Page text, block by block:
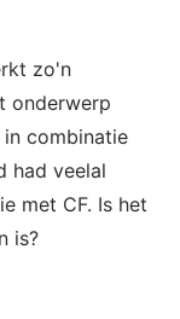
zo'n
onderwerp
combinatie
had veelal
met CF. Is het
is?